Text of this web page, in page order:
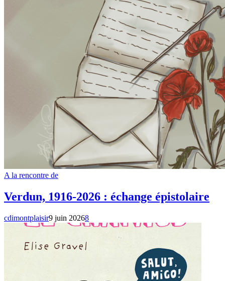
A la rencontre de
Verdun, 1916-2026 : échange épistolaire
cdimontplaisir9 juin 20268